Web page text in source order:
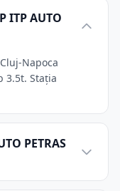
ITP AUTO
Napoca
3.5t. Stația
PETRAS